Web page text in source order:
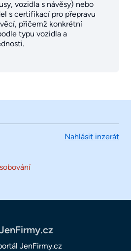
vozidla s návěsy) nebo
s certifikací pro přepravu
přičemž konkrétní
typu vozidla a
Nahlásit inzerát
JenFirmy.cz